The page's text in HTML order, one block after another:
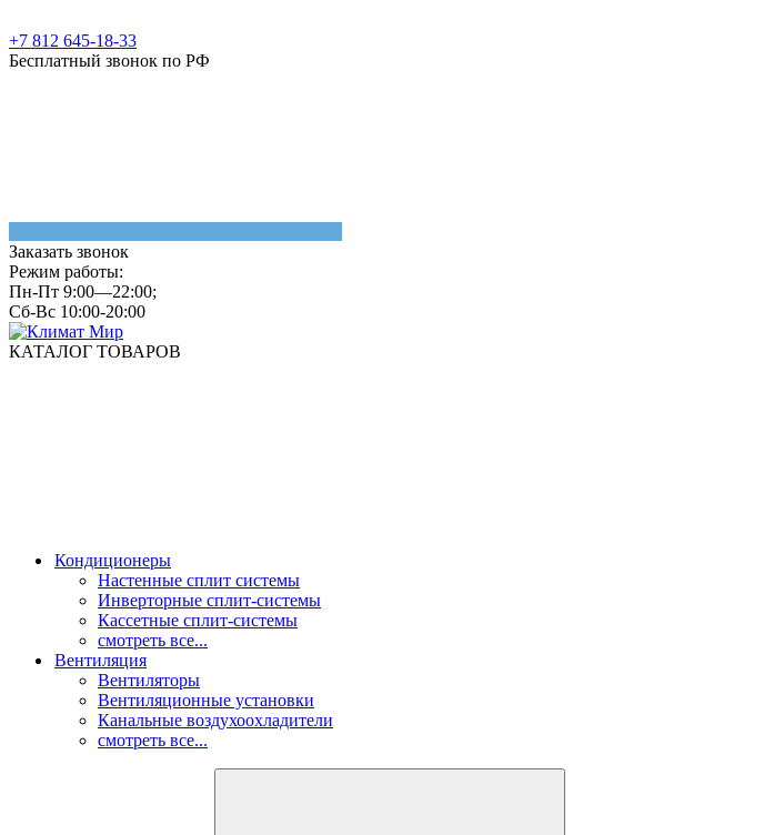
+7 812 645-18-33
Бесплатный звонок по РФ
Заказать звонок
Режим работы:
Пн-Пт 9:00—22:00;
Сб-Вс 10:00-20:00
КАТАЛОГ ТОВАРОВ
Кондиционеры
Настенные сплит системы
Инверторные сплит-системы
Кассетные сплит-системы
смотреть все...
Вентиляция
Вентиляторы
Вентиляционные установки
Канальные воздухоохладители
смотреть все...